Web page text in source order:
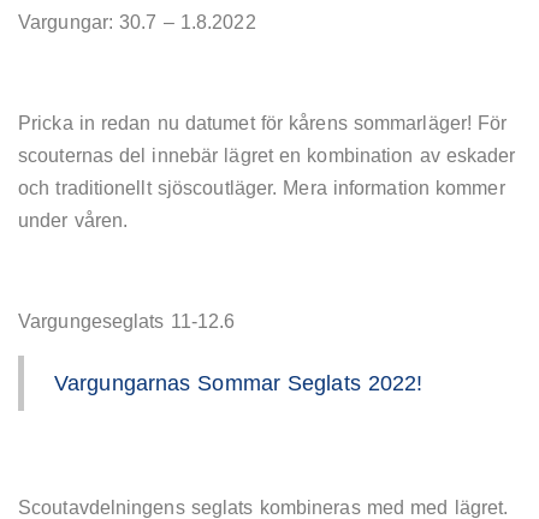
Vargungar: 30.7 – 1.8.2022
Pricka in redan nu datumet för kårens sommarläger! För
scouternas del innebär lägret en kombination av eskader
och traditionellt sjöscoutläger. Mera information kommer
under våren.
Vargungeseglats 11-12.6
Vargungarnas Sommar Seglats 2022!
Scoutavdelningens seglats kombineras med med lägret.